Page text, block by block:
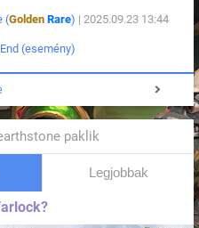
(Golden Rare) | 2025.09.23 13:44
(esemény)
paklik
Legjobbak